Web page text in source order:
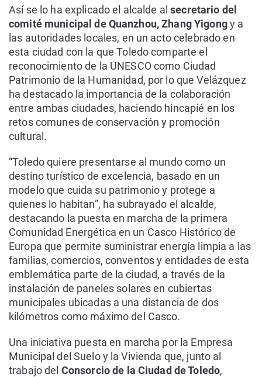
Así se lo ha explicado el alcalde alsecretario del
comité municipal de Quanzhou, Zhang Yigongy a
las autoridades locales, en un acto celebrado en
esta ciudad con la que Toledo comparte el
reconocimiento de la UNESCO como Ciudad
Patrimonio de la Humanidad, por lo que Velázquez
ha destacado la importancia de la colaboración
entre ambas ciudades, haciendo hincapié en los
retos comunes de conservación y promoción
cultural.
“Toledo quiere presentarse al mundo como un
destino turístico de excelencia, basado en un
modelo que cuida su patrimonio y protege a
quienes lo habitan”, ha subrayado el alcalde,
destacando la puesta en marcha de la primera
Comunidad Energética en un Casco Histórico de
Europa que permite suministrar energía limpia a las
familias, comercios, conventos y entidades de esta
emblemática parte de la ciudad, a través de la
instalación de paneles solares en cubiertas
municipales ubicadas a una distancia de dos
kilómetros como máximo del Casco.
Una iniciativa puesta en marcha por la Empresa
Municipal del Suelo y la Vivienda que, junto al
trabajo del Consorcio de la Ciudad de Toledo,